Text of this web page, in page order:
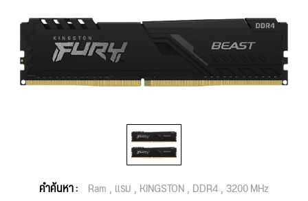
คำค้นหา : Ram แรม KINGSTON DDR4 3200 MHz